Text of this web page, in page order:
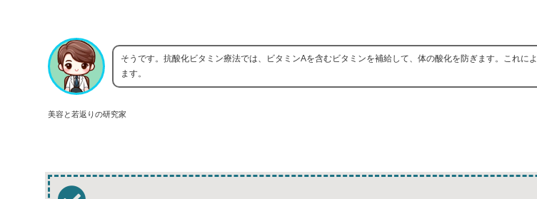
美容と若返りの研究家
そうです。抗酸化ビタミン療法では、ビタミンAを含むビタミンを補給して、体の酸化を防ぎます。これに
ます。